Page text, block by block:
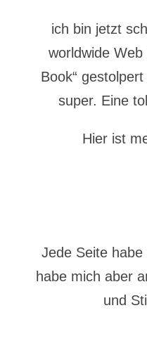
ich bin jetzt
worldwide
Book“
super. Eine
Hier ist
Jede Seite
habe mich aber
und